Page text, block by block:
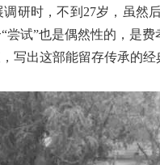
研时，不到27岁，虽
试”也是偶然性的，是
写出这部能留存传承的经